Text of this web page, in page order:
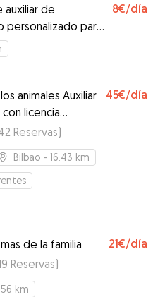
auxiliar de
personalizado para
8€/día
animales Auxiliar
licencia
45€/día
Reservas)
Bilbao - 16.43 km
de la familia 21€/día
Reservas)
km